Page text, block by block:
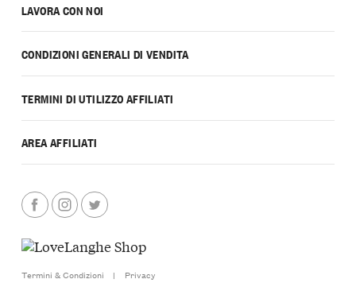
LAVORA CON NOI
CONDIZIONI GENERALI DI VENDITA
TERMINI DI UTILIZZO AFFILIATI
AREA AFFILIATI
Termini & Condizioni |
Privacy